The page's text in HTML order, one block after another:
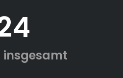
insgesamt